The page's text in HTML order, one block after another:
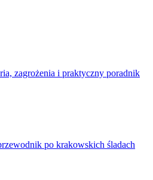
zagrożenia i praktyczny poradnik
po krakowskich śladach